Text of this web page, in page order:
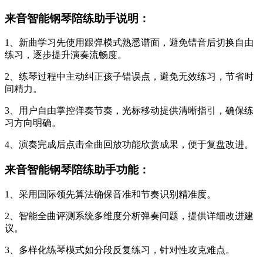
来音智能钢琴陪练助手说明：
1、新曲学习先使用跟弹模式熟悉谱面，避免错音后切换自由
练习，逐步提升演奏流畅度。
2、练琴过程中主动纠正孩子错误点，避免无效练习，节省时
间精力。
3、用户自由掌控弹奏节奏，光标移动提供清晰指引，确保练
习方向明确。
4、演奏完成后点击全曲回放功能欣赏成果，便于复盘改进。
来音智能钢琴陪练助手功能：
1、采用国际领先算法确保音准和节奏识别精准度。
2、智能全曲评测系统多维度分析弹奏问题，提供详细改进建
议。
3、多样化练琴模式如分段反复练习，针对性攻克难点。